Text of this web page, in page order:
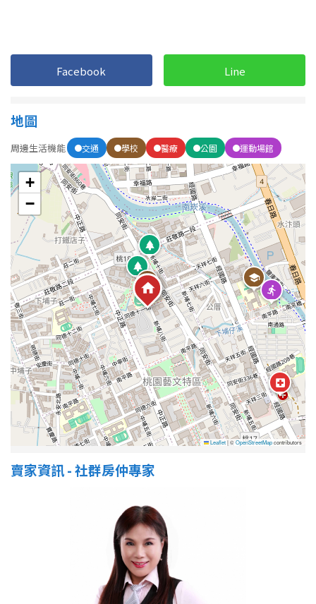
不拘
5 年以下
20-30 年 30-40 年
40 年以上
售價
Facebook Line
地圖
周邊生活機能 交通 學校 醫療 公園 運動場館
+
−
Leaflet|©OpenStreetMapcontributors
賣家資訊 - 社群房仲專家